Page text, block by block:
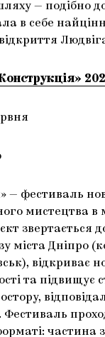
— подібно
в себе
— фестиваль
мистецтва в
звертається
міста Дніпро
відкриває
та підвищує
Фестиваль
частина